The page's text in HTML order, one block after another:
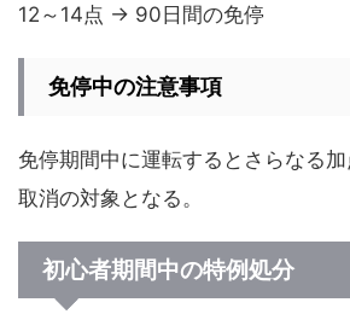
12～14点 → 90日間の免停
免停中の注意事項
免停期間中に運転するとさらなる
取消の対象となる。
初心者期間中の特例処分